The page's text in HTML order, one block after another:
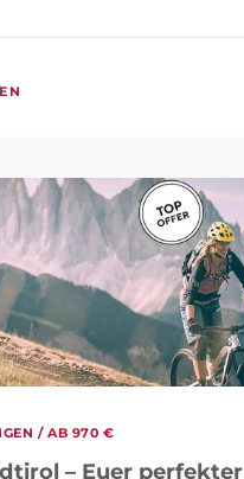
/ AB 970 €
– Euer perfekter